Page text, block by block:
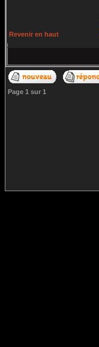
Revenir en haut
Page 1 sur 1